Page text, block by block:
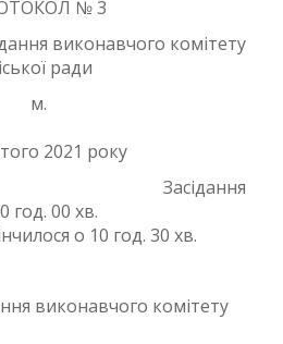
№ 3
виконавчого комітету
ради
м.
2021 року
о 10 год. 00 хв.
о 10 год. 30 хв.
виконавчого комітету